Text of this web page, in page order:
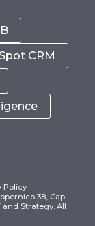
CRM
Policy
38, Cap
and Strategy. All